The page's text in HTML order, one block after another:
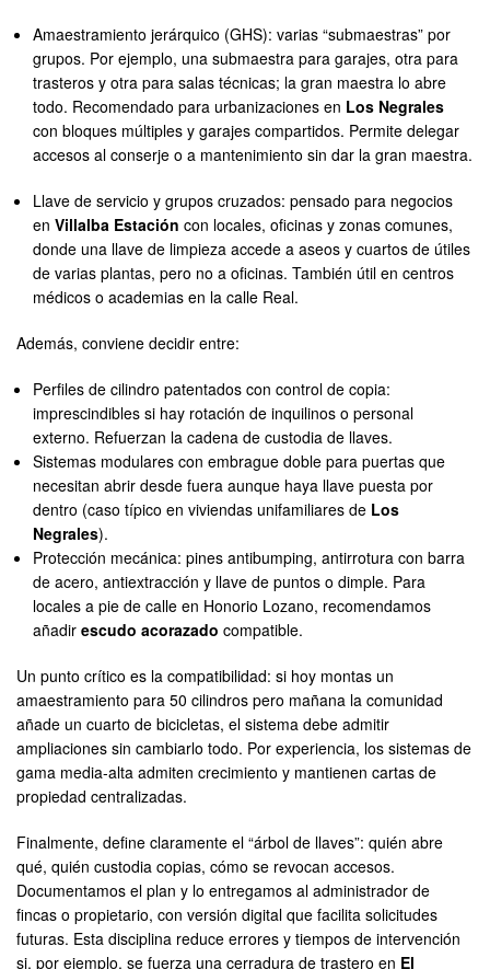
Amaestramiento jerárquico (GHS): varias “submaestras” por
grupos. Por ejemplo, una submaestra para garajes, otra para
trasteros y otra para salas técnicas; la gran maestra lo abre
todo. Recomendado para urbanizaciones en Los Negrales
con bloques múltiples y garajes compartidos. Permite delegar
accesos al conserje o a mantenimiento sin dar la gran maestra.
Llave de servicio y grupos cruzados: pensado para negocios
enVillalba Estación con locales, oficinas y zonas comunes,
donde una llave de limpieza accede a aseos y cuartos de útiles
de varias plantas, pero no a oficinas. También útil en centros
médicos o academias en la calle Real.
Además, conviene decidir entre:
Perfiles de cilindro patentados con control de copia:
imprescindibles si hay rotación de inquilinos o personal
externo. Refuerzan la cadena de custodia de llaves.
Sistemas modulares con embrague doble para puertas que
necesitan abrir desde fuera aunque haya llave puesta por
dentro (caso típico en viviendas unifamiliares de Los
Negrales).
Protección mecánica: pines antibumping, antirrotura con barra
de acero, antiextracción y llave de puntos o dimple. Para
locales a pie de calle en Honorio Lozano, recomendamos
añadirescudo acorazado compatible.
Un punto crítico es la compatibilidad: si hoy montas un
amaestramiento para 50 cilindros pero mañana la comunidad
añade un cuarto de bicicletas, el sistema debe admitir
ampliaciones sin cambiarlo todo. Por experiencia, los sistemas de
gama media-alta admiten crecimiento y mantienen cartas de
propiedad centralizadas.
Finalmente, define claramente el “árbol de llaves”: quién abre
qué, quién custodia copias, cómo se revocan accesos.
Documentamos el plan y lo entregamos al administrador de
fincas o propietario, con versión digital que facilita solicitudes
futuras. Esta disciplina reduce errores y tiempos de intervención
si, por ejemplo, se fuerza una cerradura de trastero en El